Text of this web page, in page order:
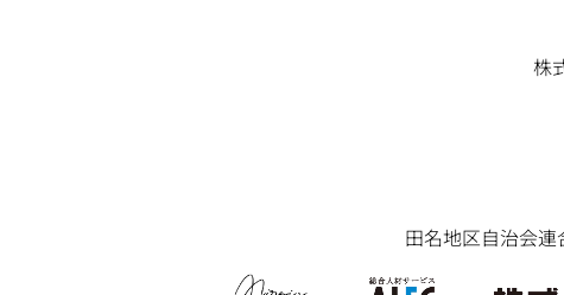
株
田名地区自治会連